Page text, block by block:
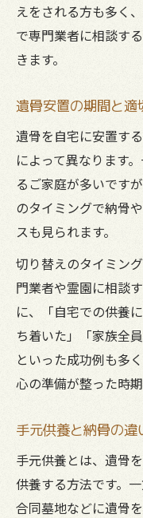
えをされる方も多く
で専門業者に相談す
きます。
遺骨安置の期間と
遺骨を自宅に安置す
によって異なります
るご家庭が多いです
のタイミングで納骨
スも見られます。
切り替えのタイミン
門業者や霊園に相談
に、「自宅での供養
ち着いた」「家族全
といった成功例も多
心の準備が整った時
手元供養と納骨の
手元供養とは、遺骨
供養する方法です。
合同墓地などに遺骨